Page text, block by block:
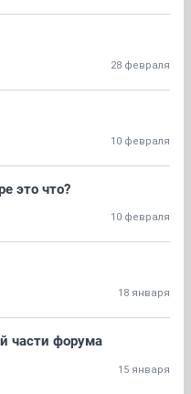
28 февраля
10 февраля
это что?
10 февраля
18 января
части форума
15 января